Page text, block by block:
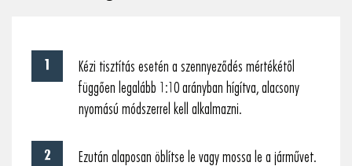
Kézi tisztítás esetén a szennyeződés mértékétől
függően legalább 1:10 arányban hígítva, alacsony
nyomású módszerrel kell alkalmazni.
Ezután alaposan öblítse le vagy mossa le a járművet.